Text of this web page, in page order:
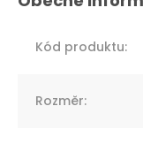
Kód produktu:
Rozměr: